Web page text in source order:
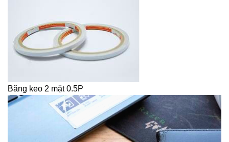
Băng keo 2 mặt 0.5P